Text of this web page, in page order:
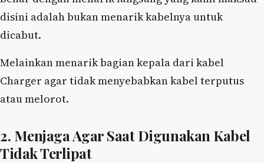
disini adalah bukan menarik kabelnya untuk
dicabut.
Melainkan menarik bagian kepala dari kabel
Charger agar tidak menyebabkan kabel terputus
atau melorot.
2. Menjaga Agar Saat Digunakan Kabel
Tidak Terlipat